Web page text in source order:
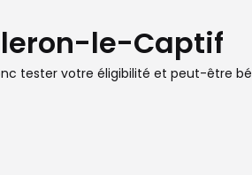
le-Captif
tester votre éligibilité et peut-être